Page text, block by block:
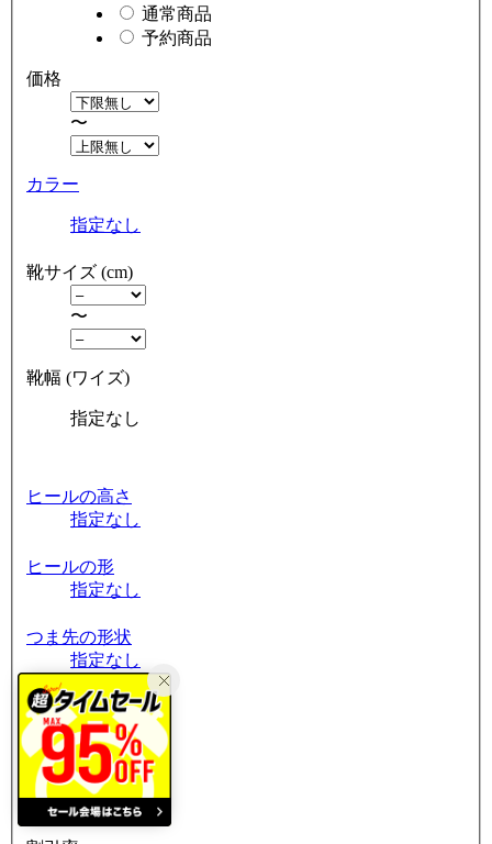
通常商品
予約商品
価格
〜
カラー
指定なし
靴サイズ (cm)
〜
靴幅 (ワイズ)
指定なし
ヒールの高さ
指定なし
ヒールの形
指定なし
つま先の形状
指定なし
筒周り
指定なし
素材
指定なし